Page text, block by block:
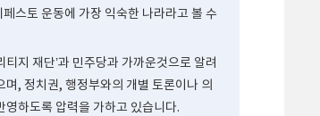
스토 운동에 가장 익숙한 나라라고 볼 수
지 재단’과 민주당과 가까운것으로 알려
며, 정치권, 행정부와의 개별 토론이나 의
영하도록 압력을 가하고 있습니다.